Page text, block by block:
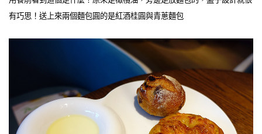
有巧思！送上來兩個麵包圓的是紅酒桂圓與青蔥麵包